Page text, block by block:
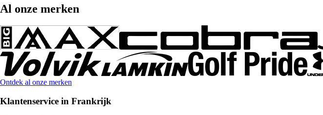
Al onze merken
Ontdek al onze merken
Klantenservice in Frankrijk